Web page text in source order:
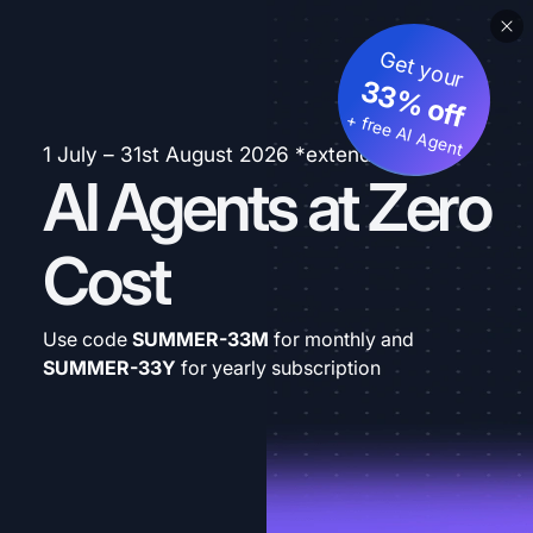
1 July – 31st August 2026 *extended
AI Agents at Zero
Cost
Get your
33% off
+ free AI Agent
Use code SUMMER-33M for monthly and
SUMMER-33Y for yearly subscription